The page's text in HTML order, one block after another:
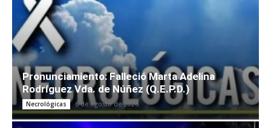
Pronunciamiento: Falleció Marta Adelina
Rodríguez Vda. de Núñez (Q.E.P.D.)
Necrológicas 6 de agosto de 2026